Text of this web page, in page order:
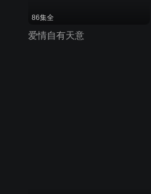
86集全
爱情自有天意